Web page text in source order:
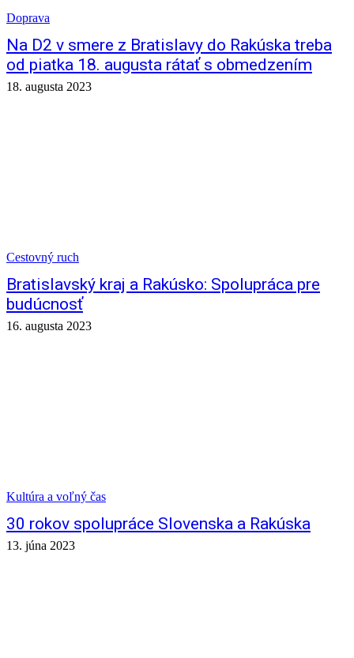
Doprava
Na D2 v smere z Bratislavy do Rakúska treba
od piatka 18. augusta rátať s obmedzením
18. augusta 2023
Cestovný ruch
Bratislavský kraj a Rakúsko: Spolupráca pre
budúcnosť
16. augusta 2023
Kultúra a voľný čas
30 rokov spolupráce Slovenska a Rakúska
13. júna 2023